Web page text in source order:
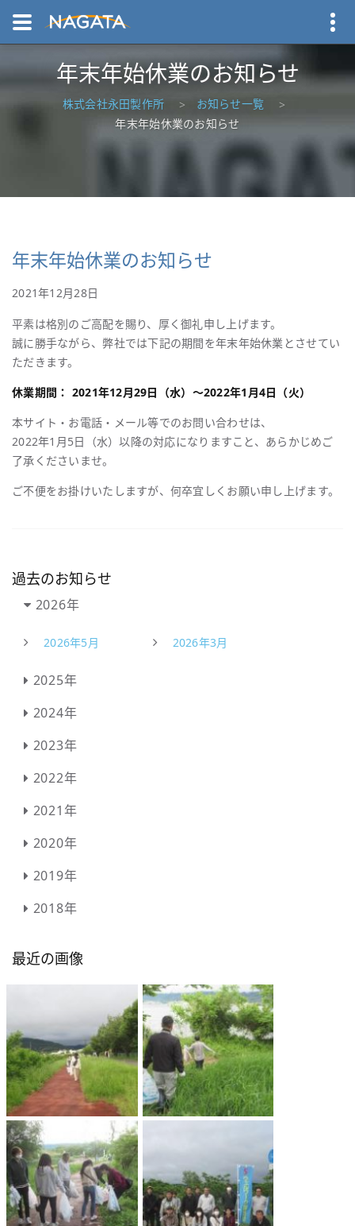
年末年始休業のお知らせ
株式会社永田製作所
お知らせ一覧
年末年始休業のお知らせ
年末年始休業のお知らせ
2021年12月28日
平素は格別のご高配を賜り、厚く御礼申し上げます。
誠に勝手ながら、弊社では下記の期間を年末年始休業とさせてい
ただきます。
休業期間： 2021年12月29日（水）～2022年1月4日（火）
本サイト・お電話・メール等でのお問い合わせは、
2022年1月5日（水）以降の対応になりますこと、あらかじめご
了承くださいませ。
ご不便をお掛けいたしますが、何卒宜しくお願い申し上げます。
過去のお知らせ
2026年
2026年5月 2026年3月
2025年
2024年
2023年
2022年
2021年
2020年
2019年
2018年
最近の画像